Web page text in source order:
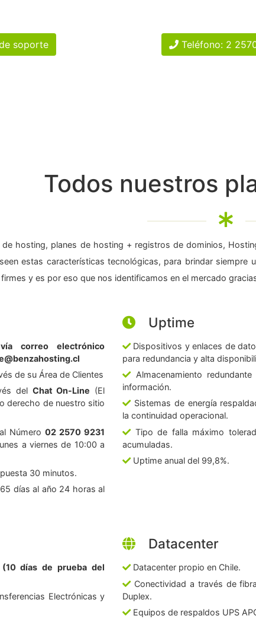
soporte Teléfono: 2
Todos nuestros
hosting, planes de hosting + registros de dominios,
estas características tecnológicas, para brindar
y es por eso que nos identificamos en el mercado
correo electrónico
de su Área de Clientes
del Chat On-Line (El
derecho de nuestro sitio
al Número 02 2570 9231
a viernes de 10:00 a
30 minutos.
días al año 24 horas al
Uptime
Dispositivos y enlaces de
para redundancia y alta
Almacenamiento
información.
Sistemas de energía
la continuidad operacional.
Tipo de falla máximo
acumuladas.
Uptime anual del 99,8%.
(10 días de prueba del
Electrónicas y
Datacenter
Datacenter propio en Chile.
Conectividad a través de
Duplex.
Equipos de respaldos UPS